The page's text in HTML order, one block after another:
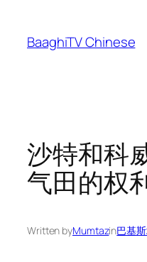
content
BaaghiTV Chinese
沙特和科
气田的权
Written byMumtazin巴基